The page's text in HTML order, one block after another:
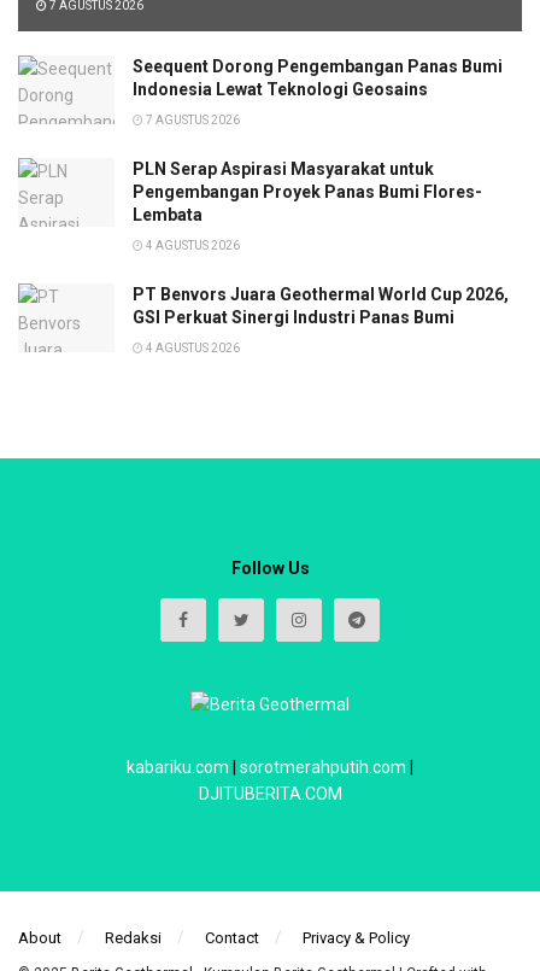
7 AGUSTUS 2026
Seequent Dorong Pengembangan Panas Bumi
Indonesia Lewat Teknologi Geosains
7 AGUSTUS 2026
PLN Serap Aspirasi Masyarakat untuk
Pengembangan Proyek Panas Bumi Flores-
Lembata
4 AGUSTUS 2026
PT Benvors Juara Geothermal World Cup 2026,
GSI Perkuat Sinergi Industri Panas Bumi
4 AGUSTUS 2026
Follow Us
kabariku.com sorotmerahputih.com
DJITUBERITA.COM
About Redaksi Contact Privacy & Policy